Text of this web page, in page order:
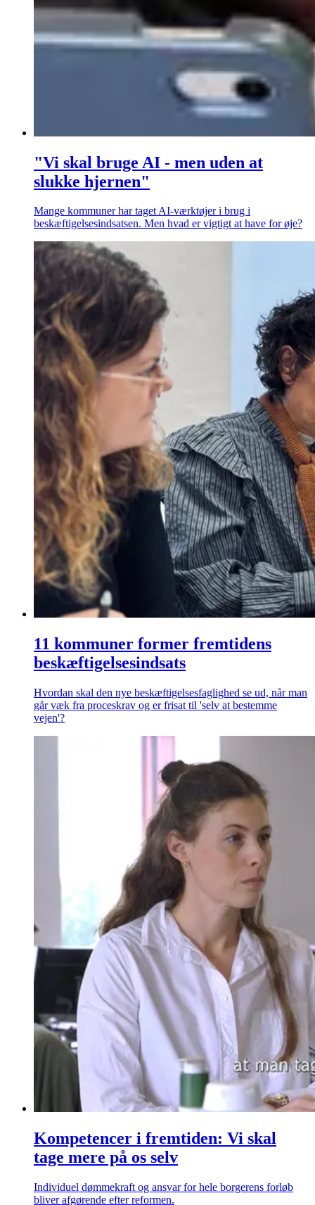
"Vi skal bruge AI - men uden at
slukke hjernen"
Mange kommuner har taget AI-værktøjer i brug i
beskæftigelsesindsatsen. Men hvad er vigtigt at have for øje?
11 kommuner former fremtidens
beskæftigelsesindsats
Hvordan skal den nye beskæftigelsesfaglighed se ud, når man
går væk fra proceskrav og er frisat til 'selv at bestemme
vejen'?
Kompetencer i fremtiden: Vi skal
tage mere på os selv
Individuel dømmekraft og ansvar for hele borgerens forløb
bliver afgørende efter reformen.